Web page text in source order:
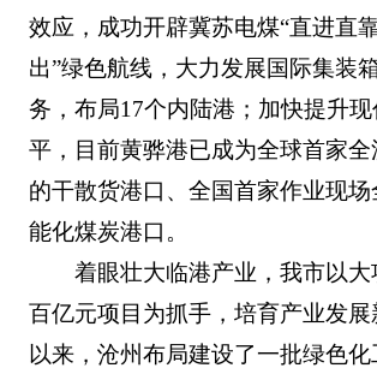
效应，成功开辟冀苏电煤“直进直
出”绿色航线，大力发展国际集装
务，布局17个内陆港；加快提升
平，目前黄骅港已成为全球首家
的干散货港口、全国首家作业现
能化煤炭港口。
着眼壮大临港产业，我市以大
百亿元项目为抓手，培育产业发
以来，沧州布局建设了一批绿色